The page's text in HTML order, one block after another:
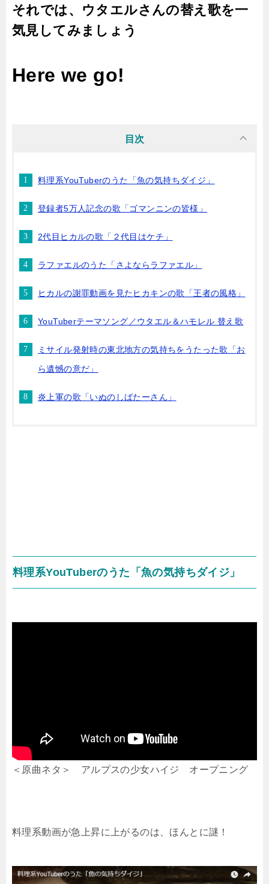
それでは、ウタエルさんの替え歌を一
気見してみましょう
Here we go!
目次
料理系YouTuberのうた「魚の気持ちダイジ」
登録者5万人記念の歌「ゴマンニンの皆様」
2代目ヒカルの歌「２代目はケチ」
ラファエルのうた「さよならラファエル」
ヒカルの謝罪動画を見たヒカキンの歌「王者の風格」
YouTuberテーマソング／ウタエル＆ハモレル 替え歌
ミサイル発射時の東北地方の気持ちをうたった歌「お
ら遺憾の意だ」
炎上軍の歌「いぬのしばたーさん」
料理系YouTuberのうた「魚の気持ちダイジ」
＜原曲ネタ＞ アルプスの少女ハイジ オープニング
料理系動画が急上昇に上がるのは、ほんとに謎！